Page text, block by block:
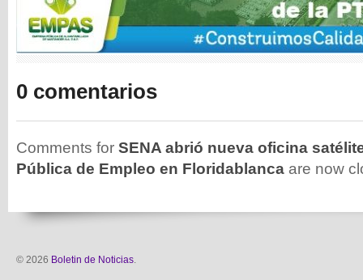
0 comentarios
Comments for SENA abrió nueva oficina
Pública de Empleo en Floridablanca are now
© 2026 Boletin de Noticias.